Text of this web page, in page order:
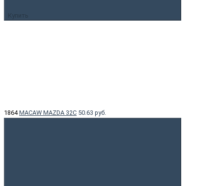
Купить
1864 MACAW MAZDA 32C 50.63 руб.